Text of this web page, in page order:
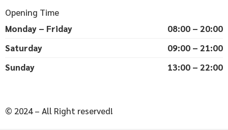
Opening Time
Monday – Friday
08:00 – 20:00
Saturday
09:00 – 21:00
Sunday
13:00 – 22:00
© 2024 – All Right reserved!